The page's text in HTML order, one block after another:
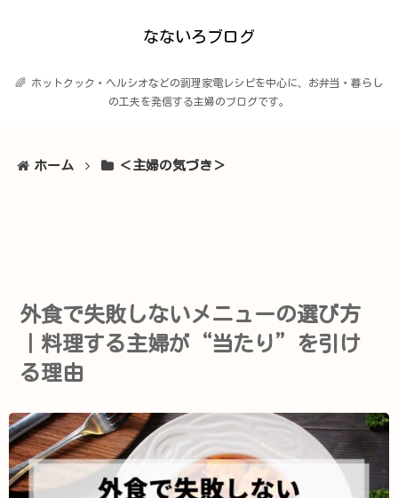
なないろブログ
🌈 ホットクック・ヘルシオなどの調理家電レシピを中心に、お弁当・暮らし
の工夫を発信する主婦のブログです。
ホーム ＜主婦の気づき＞
外食で失敗しないメニューの選び方
｜料理する主婦が“当たり”を引け
る理由